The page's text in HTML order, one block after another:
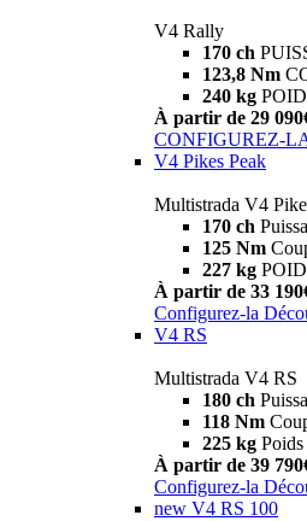
V4 Rally
170 ch
123,8 Nm
240 kg
À partir de 29
CONFIGUREZ-
V4 Pikes Peak
Multistrada V4
170 ch
125 Nm
227 kg
À partir de 33
Configurez-la
V4 RS
Multistrada V4 RS
180 ch
118 Nm
225 kg Poids
À partir de 39
Configurez-la
new V4 RS 100